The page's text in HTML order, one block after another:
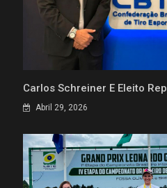
Carlos Schreiner É Eleito Rep
Abril 29, 2026